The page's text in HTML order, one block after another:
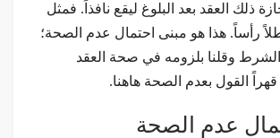
ذلك العقد بعد البلوغ ليقع نافذاً. فمثل
رأساً. هذا هو مبنى احتمال عدم الصحة؛
الشرط وقلنا بلزومه في صحة العقد
قهراً القول بعدم الصحة هاهنا.
عدم الصحة